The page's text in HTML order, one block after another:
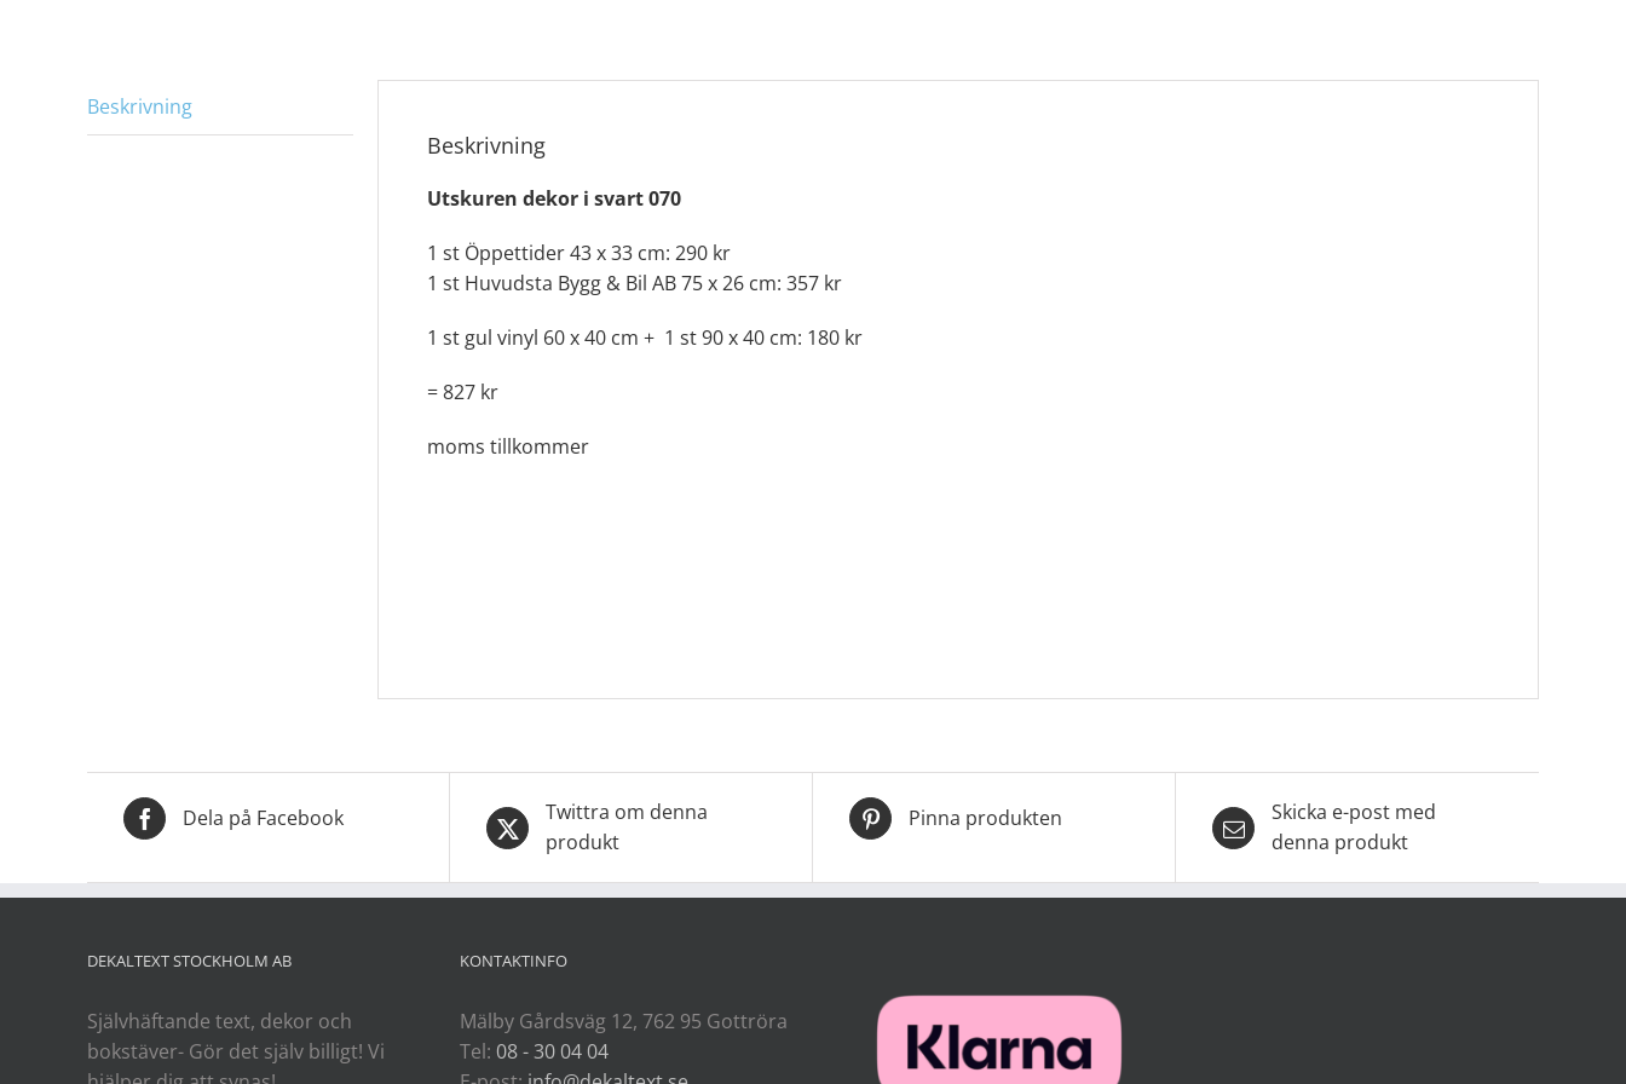
Beskrivning
Beskrivning
Utskuren dekor i svart 070
1 st Öppettider 43 x 33 cm: 290 kr
1 st Huvudsta Bygg & Bil AB 75 x 26 cm: 357 kr
1 st gul vinyl 60 x 40 cm + 1 st 90 x 40 cm: 180 kr
= 827 kr
moms tillkommer
Dela på Facebook
Twittra om denna
produkt
Pinna produkten
Skicka e-post med
denna produkt
DEKALTEXT STOCKHOLM AB
Självhäftande text, dekor och
bokstäver- Gör det själv billigt! Vi
KONTAKTINFO
Mälby Gårdsväg 12, 762 95 Gottröra
Tel: 08 - 30 04 04